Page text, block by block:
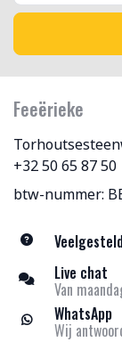
Feeërieke
+32 50 65 87 50
btw-nummer:
Live chat
Van
WhatsApp
Wij